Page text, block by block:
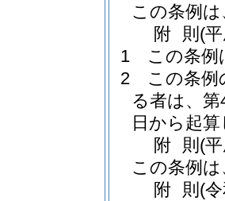
この条例
附 則 (
1
この条例
2
この条例
る者は、
日から起
附 則 (
この条例
附 則 (